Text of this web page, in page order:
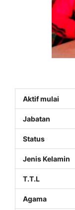
Aktif mulai
Jabatan
Status
Jenis Kelamin
T.T.L
Agama